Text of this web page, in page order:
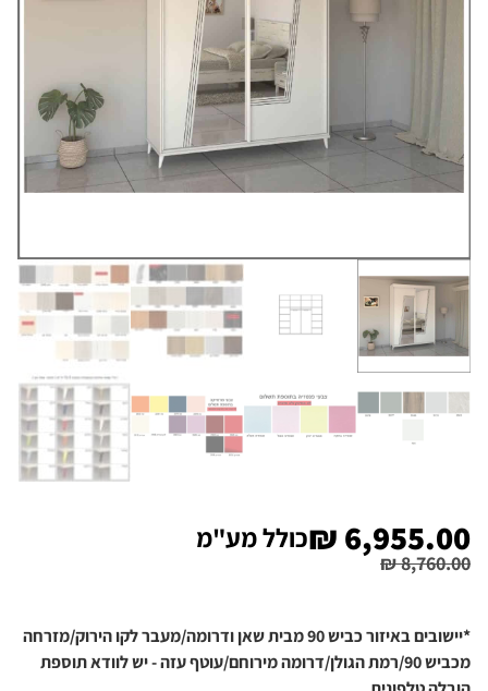
₪8,760.00
₪ 6,955.00 כולל מע"מ
*יישובים באיזור כביש 90 מבית שאן ודרומה/מעבר לקו הירוק/מזרחה
מכביש 90/רמת הגולן/דרומה מירוחם/עוטף עזה - יש לוודא תוספת